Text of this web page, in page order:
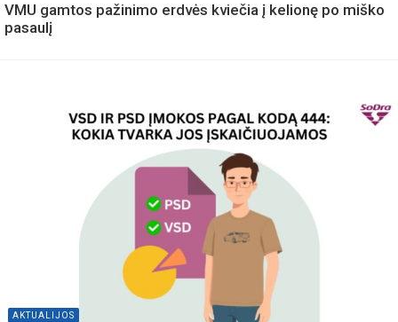
VMU gamtos pažinimo erdvės kviečia į kelionę po miško
pasaulį
AKTUALIJOS